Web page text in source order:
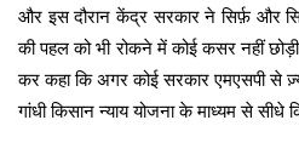
और इस दौरान केंद्र सरकार ने सिर्फ़ और
की पहल को भी रोकने में कोई कसर नहीं
कर कहा कि अगर कोई सरकार एमएसपी से
गांधी किसान न्याय योजना के माध्यम से सीधे